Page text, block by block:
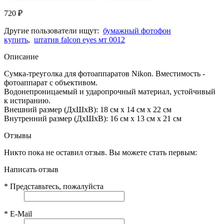
720 ₽
Другие пользователи ищут: бумажный фотофон
купить, штатив falcon eyes мт 0012
Описание
Сумка-треуголка для фотоаппаратов Nikon. Вместимость -
фотоаппарат с объективом.
Водонепроницаемый и ударопрочный материал, устойчивый
к истиранию.
Внешний размер (ДхШхВ): 18 см x 14 см x 22 см
Внутренний размер (ДхШхВ): 16 см x 13 см x 21 см
Отзывы
Никто пока не оставил отзыв. Вы можете стать первым:
Написать отзыв
* Представьтесь, пожалуйста
* E-Mail